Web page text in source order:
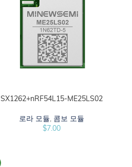
SX1262+nRF54L15-ME25LS02
로라 모듈, 콤보 모듈
$7.00